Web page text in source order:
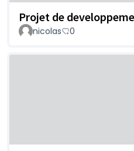
Projet de
nicolas 0